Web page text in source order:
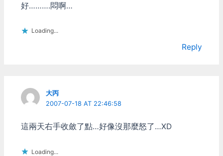
好……….悶啊…
Loading...
Reply
大丙
2007-07-18 AT 22:46:58
這兩天右手收斂了點…好像沒那麼怒了…XD
Loading...